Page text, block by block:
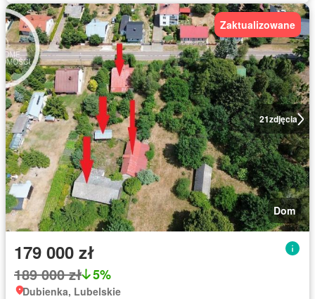
21zdjęcia
Zaktualizowane
Dom
179 000 zł
189 000 zł 5%
Dubienka, Lubelskie